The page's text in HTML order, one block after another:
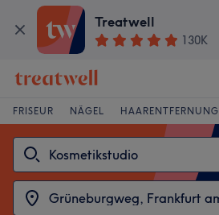
Treatwell
130K
FRISEUR NÄGEL HAARENTFERNUNG